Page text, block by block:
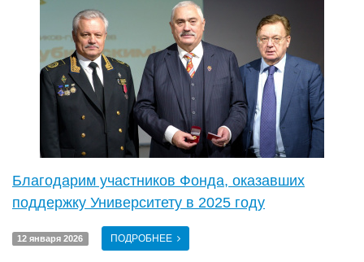
Благодарим участников Фонда, оказавших
поддержку Университету в 2025 году
12 января 2026 ПОДРОБНЕЕ